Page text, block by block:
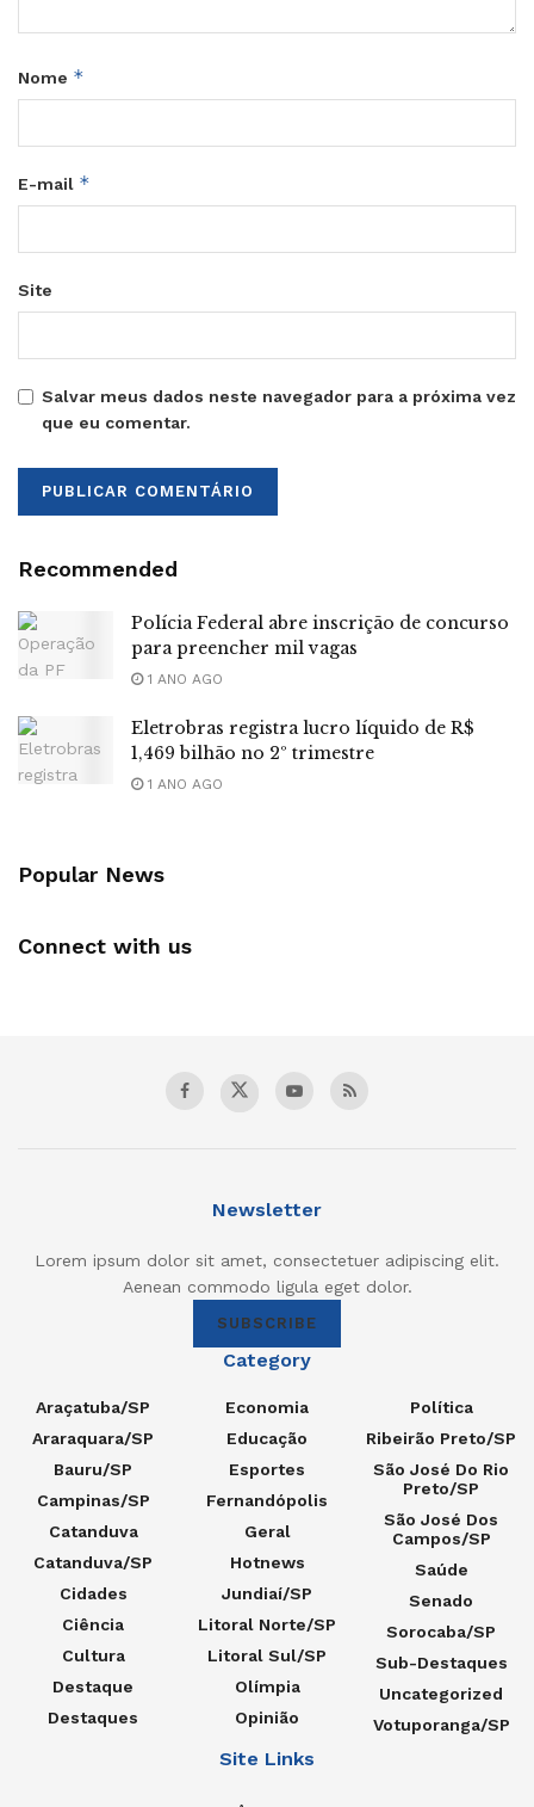
Nome *
E-mail *
Site
Salvar meus dados neste navegador para a próxima vez
que eu comentar.
Recommended
Polícia Federal abre inscrição de concurso
para preencher mil vagas
1 ANO AGO
Eletrobras registra lucro líquido de R$
1,469 bilhão no 2º trimestre
1 ANO AGO
Popular News
Connect with us
Newsletter
Lorem ipsum dolor sit amet, consectetuer adipiscing elit.
Aenean commodo ligula eget dolor.
SUBSCRIBE
Category
Araçatuba/SP
Araraquara/SP
Bauru/SP
Campinas/SP
Catanduva
Catanduva/SP
Cidades
Ciência
Cultura
Destaque
Destaques
Economia
Educação
Esportes
Fernandópolis
Geral
Hotnews
Jundiaí/SP
Litoral Norte/SP
Litoral Sul/SP
Olímpia
Opinião
Política
Ribeirão Preto/SP
São José Do Rio
Preto/SP
São José Dos
Campos/SP
Saúde
Senado
Sorocaba/SP
Sub-Destaques
Uncategorized
Votuporanga/SP
Site Links